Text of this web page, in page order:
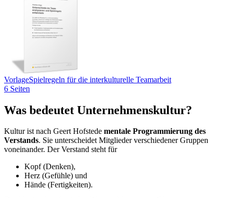
VorlageSpielregeln für die interkulturelle Teamarbeit
6 Seiten
Was bedeutet Unternehmenskultur?
Kultur ist nach Geert Hofstede mentale Programmierung des
Verstands. Sie unterscheidet Mitglieder verschiedener Gruppen
voneinander. Der Verstand steht für
Kopf (Denken),
Herz (Gefühle) und
Hände (Fertigkeiten).